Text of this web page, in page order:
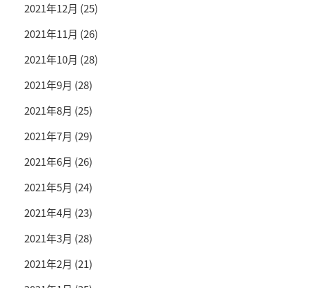
2021年12月 (25)
2021年11月 (26)
2021年10月 (28)
2021年9月 (28)
2021年8月 (25)
2021年7月 (29)
2021年6月 (26)
2021年5月 (24)
2021年4月 (23)
2021年3月 (28)
2021年2月 (21)